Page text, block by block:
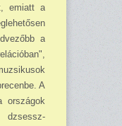
emiatt a
a
A
országok